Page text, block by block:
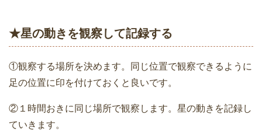
★星の動きを観察して記録する
①観察する場所を決めます。同じ位置で観察できるように
足の位置に印を付けておくと良いです。
②１時間おきに同じ場所で観察します。星の動きを記録し
ていきます。